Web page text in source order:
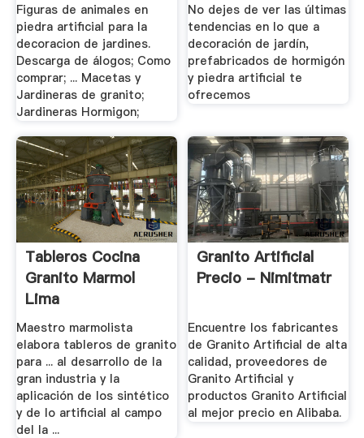
Figuras de animales en
piedra artificial para la
decoracion de jardines.
Descarga de álogos; Como
comprar; ... Macetas y
Jardineras de granito;
Jardineras Hormigon;
No dejes de ver las últimas
tendencias en lo que a
decoración de jardín,
prefabricados de hormigón
y piedra artificial te
ofrecemos
Tableros Cocina
Granito Marmol
Lima
Maestro marmolista
elabora tableros de granito
para ... al desarrollo de la
gran industria y la
aplicación de los sintético
y de lo artificial al campo
del la ...
Granito Artificial
Precio - Nimitmatr
Encuentre los fabricantes
de Granito Artificial de alta
calidad, proveedores de
Granito Artificial y
productos Granito Artificial
al mejor precio en Alibaba.